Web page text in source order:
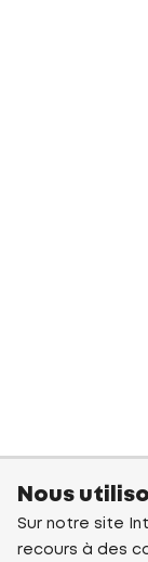
Nous
Sur notre site
recours à des